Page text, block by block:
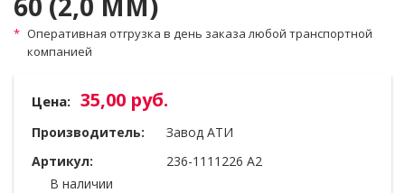
Оперативная отгрузка в день заказа любой транспортной
компанией
Цена: 35,00 руб.
Производитель:
Завод АТИ
Артикул:
236-1111226 А2
В наличии